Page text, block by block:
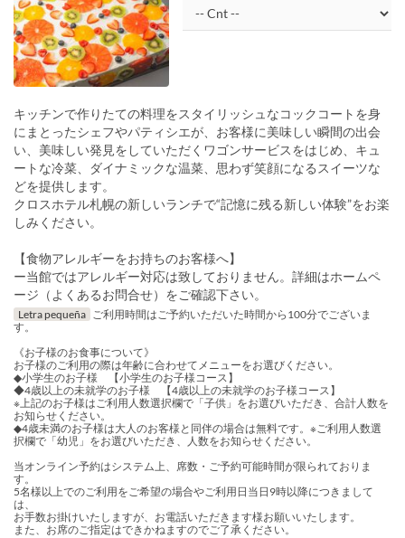
キッチンで作りたての料理をスタイリッシュなコックコートを身
にまとったシェフやパティシエが、お客様に美味しい瞬間の出会
い、美味しい発見をしていただくワゴンサービスをはじめ、キュ
ートな冷菜、ダイナミックな温菜、思わず笑顔になるスイーツな
どを提供します。
クロスホテル札幌の新しいランチで“記憶に残る新しい体験”をお楽
しみください。
【食物アレルギーをお持ちのお客様へ】
ー当館ではアレルギー対応は致しておりません。詳細はホームペ
ージ（よくあるお問合せ）をご確認下さい。
Letra pequeña
ご利用時間はご予約いただいた時間から100分でございま
す。
《お子様のお食事について》
お子様のご利用の際は年齢に合わせてメニューをお選びください。
◆小学生のお子様 【小学生のお子様コース】
◆4歳以上の未就学のお子様 【4歳以上の未就学のお子様コース】
※上記のお子様はご利用人数選択欄で「子供」をお選びいただき、合計人数を
お知らせください。
◆4歳未満のお子様は大人のお客様と同伴の場合は無料です。※ご利用人数選
択欄で「幼児」をお選びいただき、人数をお知らせください。
当オンライン予約はシステム上、席数・ご予約可能時間が限られておりま
す。
5名様以上でのご利用をご希望の場合やご利用日当日9時以降につきまして
は、
お手数お掛けいたしますが、お電話いただきます様お願いいたします。
また、お席のご指定はできかねますのでご了承ください。